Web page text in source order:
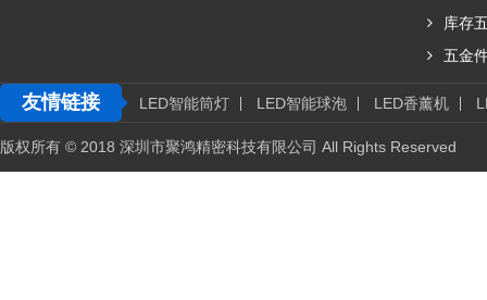
库存
五金
友情链接 LED智能筒灯 LED智能球泡 LED香薰机
版权所有 © 2018 深圳市聚鸿精密科技有限公司 All Rights Reserved